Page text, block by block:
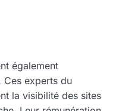
également
Ces experts du
la visibilité des sites